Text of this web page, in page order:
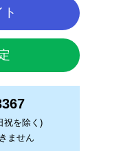
祝を除く)
ません